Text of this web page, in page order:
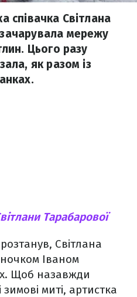
співачка Світлана
мережу
Цього разу
як разом із
Тарабарової
Світлана
Іваном
Щоб назавжди
миті, артистка